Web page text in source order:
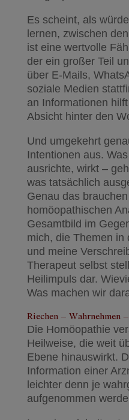
Es scheint, als
lernen, zwischen
ist eine wertvolle
der ein großer Teil
über E-Mails,
soziale Medien
an Informationen
Absicht hinter den
Und umgekehrt
Intentionen aus.
ausrichte, wirkt –
was tatsächlich
Genau das
homöopathischen
Gesamtbild im
mich, die Themen in
und meine
Therapeut selbst
Heilimpuls dar.
Was machen wir
Riechen – Wahrnehmen
Die Homöopathie
Heilweise, die weit
Ebene hinauswirkt.
Information einer
leichter denn je
aufgenommen